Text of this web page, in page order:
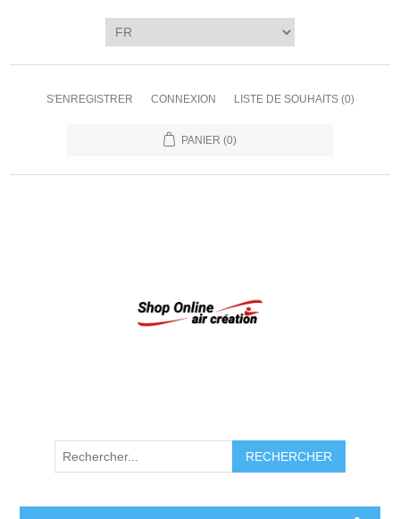
S'ENREGISTRER CONNEXION LISTE DE SOUHAITS (0)
PANIER (0)
RECHERCHER